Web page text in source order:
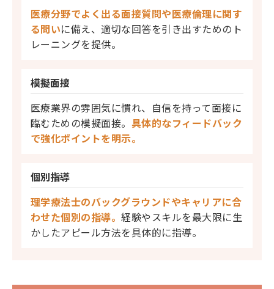
医療分野でよく出る面接質問や医療倫理に関す
る問いに備え、適切な回答を引き出すためのト
レーニングを提供。
模擬面接
医療業界の雰囲気に慣れ、自信を持って面接に
臨むための模擬面接。 具体的なフィードバック
で強化ポイントを明示。
個別指導
理学療法士のバックグラウンドやキャリアに合
わせた個別の指導。経験やスキルを最大限に生
かしたアピール方法を具体的に指導。